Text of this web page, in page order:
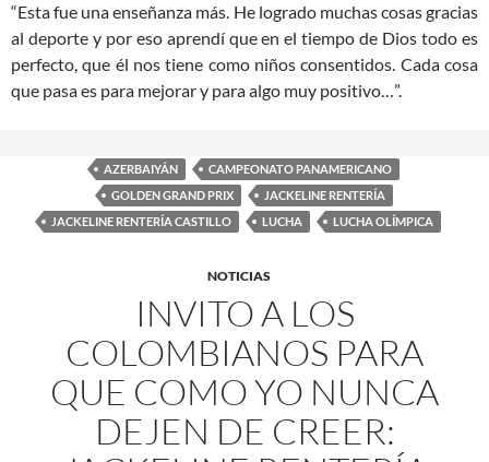
“Esta fue una enseñanza más. He logrado muchas cosas gracias
al deporte y por eso aprendí que en el tiempo de Dios todo es
perfecto, que él nos tiene como niños consentidos. Cada cosa
que pasa es para mejorar y para algo muy positivo…”.
AZERBAIYÁN
CAMPEONATO PANAMERICANO
GOLDEN GRAND PRIX
JACKELINE RENTERÍA
JACKELINE RENTERÍA CASTILLO
LUCHA LUCHA OLÍMPICA
NOTICIAS
INVITO A LOS
COLOMBIANOS PARA
QUE COMO YO NUNCA
DEJEN DE CREER: